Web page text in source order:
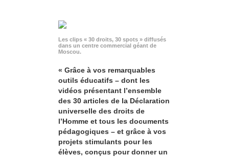
Les clips « 30 droits, 30 spots » diffusés
dans un centre commercial géant de
Moscou.
« Grâce à vos remarquables
outils éducatifs – dont les
vidéos présentant l’ensemble
des 30 articles de la Déclaration
universelle des droits de
l’Homme et tous les documents
pédagogiques – et grâce à vos
projets stimulants pour les
élèves, conçus pour donner un